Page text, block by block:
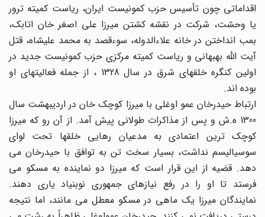
اقداماتی چون تأسیس حزب کمونیست ایران، ریاست کمیته ترور
یا وحشت، شرکت در نقشه کشتن میرزا علی اصغر خان اتابک،
بمب انداختن در خانه علاءالدوله، سوءقصد به محمد علیشاه، قتل
آیت الله بهبهانی و ریاست کمیته مرکزی حزب کمونیست جدید در
اولین کنگره خلقهای شرق در سال 1328 ، از جمله فعالیتهای او
بوده اند.
ارتباط حیدرخان عمو اوغلی با میرزا کوچک خان در اردیبهشت سال
1300 ه.ش و پس از مذاکرات طولانی پیش آمد. از آن رو که میرزا
کوچک ترین اعتمادی به مدعیان رهایی خلقها تحت لوای
سوسیالیسم نداشت، بسیار سخت تن به توافق با حیدرخان می
دهد. قضیه از این قرار است که میرزا دو نماینده به مسکو می
فرستد تا او را در رفع نیازهای جمهوری نوبنیاد یاری دهند.
نمایندگان میرزا یک ماهی در مسکو معطل می مانند، اما نتیجه